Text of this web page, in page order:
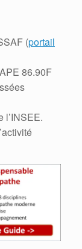
(portail
86.90F
l’INSEE.